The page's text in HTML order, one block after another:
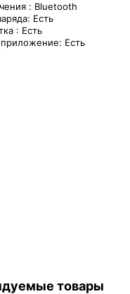
: Bluetooth
Есть
: Есть
Есть
товары